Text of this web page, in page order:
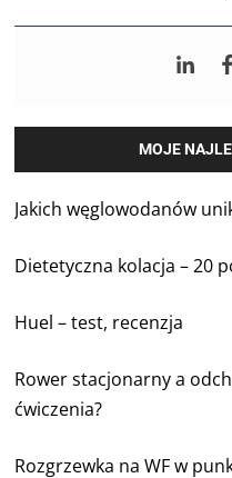
MOJE
Jakich węglowodanów
Dietetyczna kolacja – 20
Huel – test, recenzja
Rower stacjonarny a
ćwiczenia?
Rozgrzewka na WF w